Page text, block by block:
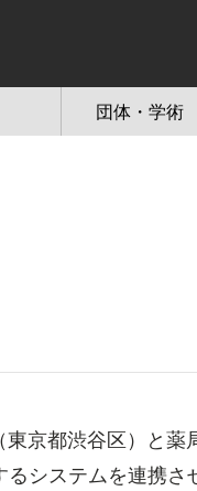
団体・学術
京都渋谷区）と薬
システムを連携さ